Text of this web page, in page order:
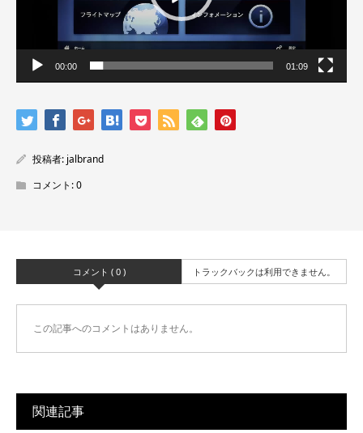
00:00 01:09
投稿者: jalbrand
コメント:0
コメント ( 0 ) トラックバックは利用できません。
この記事へのコメントはありません。
関連記事